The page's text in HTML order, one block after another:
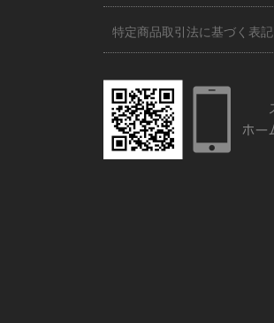
特定商品取引法に基づく表記